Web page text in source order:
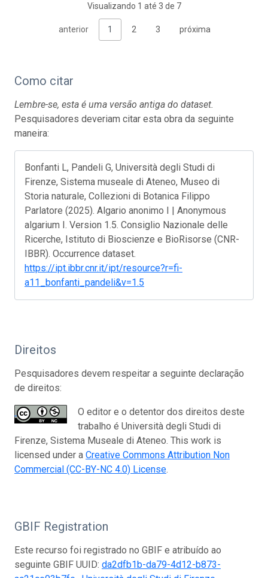
Visualizando 1 até 3 de 7
anterior 1 2 3 próxima
Como citar
Lembre-se, esta é uma versão antiga do dataset.
Pesquisadores deveriam citar esta obra da seguinte
maneira:
Bonfanti L, Pandeli G, Università degli Studi di
Firenze, Sistema museale di Ateneo, Museo di
Storia naturale, Collezioni di Botanica Filippo
Parlatore (2025). Algario anonimo I | Anonymous
algarium I. Version 1.5. Consiglio Nazionale delle
Ricerche, Istituto di Bioscienze e BioRisorse (CNR-
IBBR). Occurrence dataset.
https://ipt.ibbr.cnr.it/ipt/resource?r=fi-
a11_bonfanti_pandeli&v=1.5
Direitos
Pesquisadores devem respeitar a seguinte declaração
de direitos:
O editor e o detentor dos direitos deste
trabalho é Università degli Studi di
Firenze, Sistema Museale di Ateneo. This work is
licensed under a Creative Commons Attribution Non
Commercial (CC-BY-NC 4.0) License.
GBIF Registration
Este recurso foi registrado no GBIF e atribuído ao
seguinte GBIF UUID: da2dfb1b-da79-4d12-b873-